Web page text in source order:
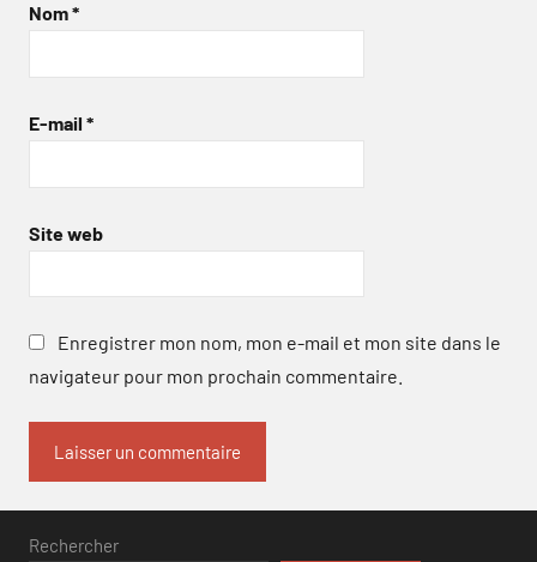
Nom*
E-mail *
Site web
Enregistrer mon nom, mon e-mail et mon site dans le
navigateur pour mon prochain commentaire.
Rechercher